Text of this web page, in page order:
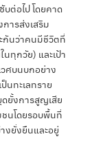
ต่อไป โดยคาด
ารส่งเสริม
กันว่าคนมีชีวิตที่
ทุกวัย) และเป้า
ศบนบกอย่าง
นทะเลทราย
ยั้งการสูญเสีย
นโดยรอบพื้นที่
งยั่งยืนและอยู่